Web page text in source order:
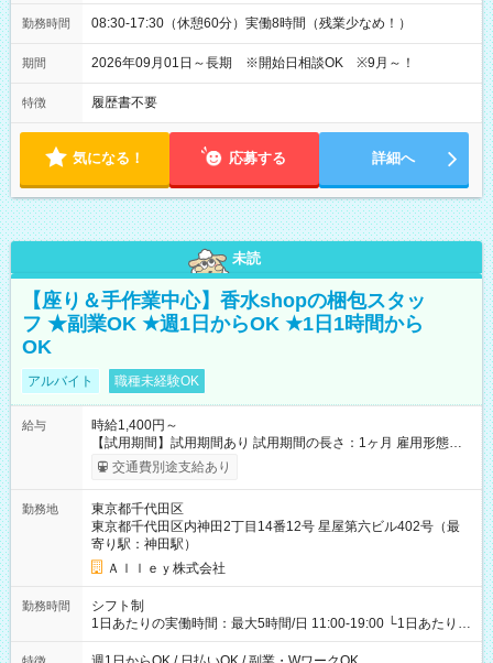
勤務時間 08:30-17:30（休憩60分）実働8時間（残業少なめ！）
期間 2026年09月01日～長期 ※開始日相談OK ※9月～！
特徴 履歴書不要
気になる！ 応募する 詳細へ
未読
【座り＆手作業中心】香水shopの梱包スタッ
フ ★副業OK ★週1日からOK ★1日1時間から
OK
アルバイト 職種未経験OK
給与
時給1,400円～
【試用期間】試用期間あり 試用期間の長さ：1ヶ月 雇用形態、
給与は本採用時と同じです。
交通費別途支給あり
勤務地
東京都千代田区
東京都千代田区内神田2丁目14番12号 星屋第六ビル402号（最
寄り駅：神田駅）
Ａｌｌｅｙ株式会社
勤務時間
シフト制
1日あたりの実働時間：最大5時間/日 11:00-19:00 └1日あたりの
実働時間：1-5時間 └上記の時間帯内であれば、いつでも勤務可
能！ └平日・土曜日の中で、お好きな曜日でご勤務いただけま